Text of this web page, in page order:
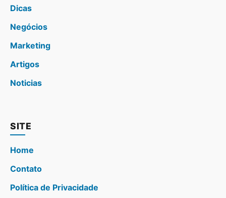
Dicas
Negócios
Marketing
Artigos
Noticias
SITE
Home
Contato
Política de Privacidade